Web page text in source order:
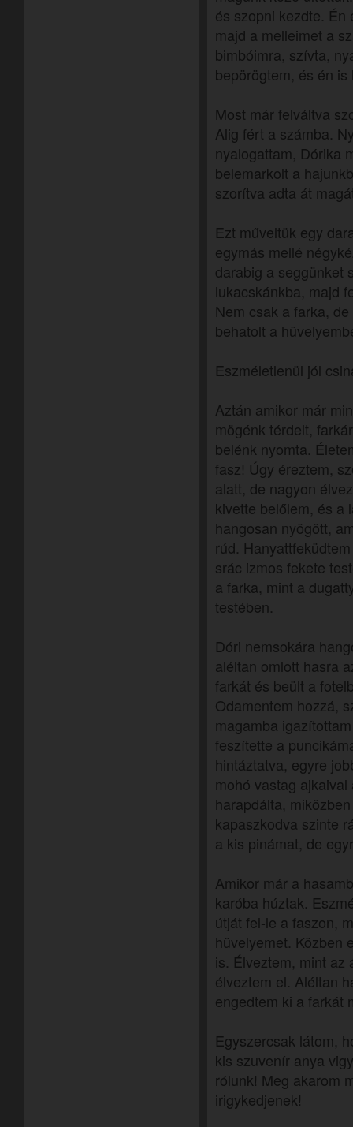
és szopni kezdte.
majd a melleimet a
bimbóimra, szívta,
bepörögtem, és én
Most már felváltva
Alig fért a számba.
nyalogattam, Dórika
belemarkolt a
szorítva adta át
Ezt műveltük egy
egymás mellé
darabig a seggünket
lukacskánkba, majd
Nem csak a farka,
behatolt a
Eszméletlenül jól
Aztán amikor már
mögénk térdelt,
belénk nyomta.
fasz! Úgy éreztem,
alatt, de nagyon
kivette belőlem, és a
hangosan nyögött,
rúd.
srác izmos fekete
a farka, mint a
testében.
Dóri nemsokára
aléltan omlott hasra
farkát és beült a
Odamentem hozzá,
magamba
feszítette a
hintáztatva, egyre
mohó vastag
harapdálta,
kapaszkodva szinte
a kis pinámat, de
Amikor már a
karóba húztak.
útját fel-le a faszon,
hüvelyemet. Közben
is. Élveztem, mint az
élveztem el. Aléltan
engedtem ki a farkát
Egyszercsak látom,
kis szuvenír anya
rólunk! Meg akarom
irigykedjenek!